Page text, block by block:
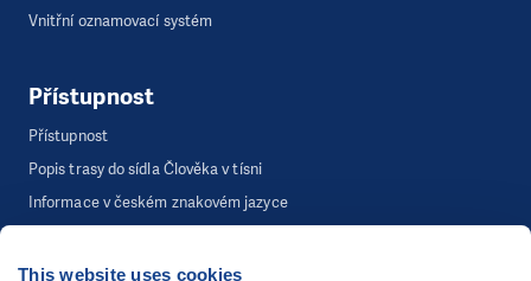
This website uses cookies
Vnitřní oznamovací systém
Přístupnost
Přístupnost
Popis trasy do sídla Člověka v tísni
Informace v českém znakovém jazyce